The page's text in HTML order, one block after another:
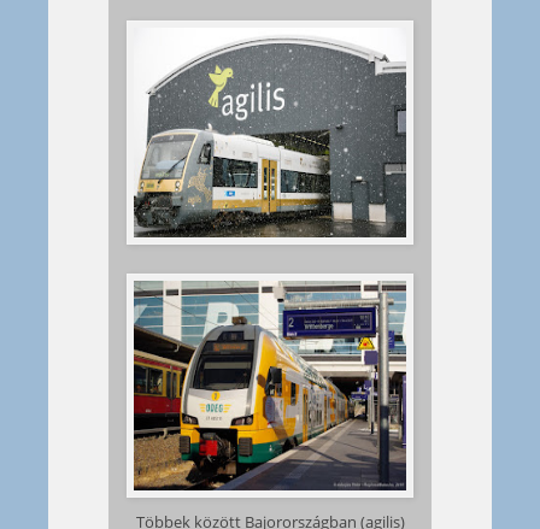
Többek között Bajorországban (agilis)